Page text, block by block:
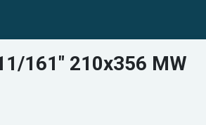
161" 210x356 MW